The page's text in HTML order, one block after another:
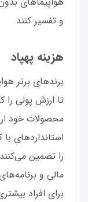
و تفسیر کنند.
هزینه پهپاد
برندهای برتر
تا ارزش پولی را
محصولات خود
استانداردهای
را تضمین
مالی و
برای افراد